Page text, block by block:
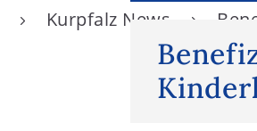
Kurpfalz News